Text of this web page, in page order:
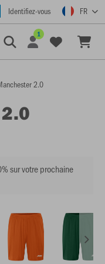
Identifiez-vous FR
1
2.0
sur votre prochaine